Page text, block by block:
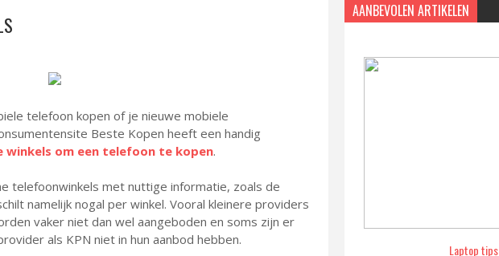
telefoon kopen of je nieuwe mobiele
Beste Kopen heeft een handig
winkels om een telefoon te kopen.
telefoonwinkels met nuttige informatie, zoals de
namelijk nogal per winkel. Vooral kleinere providers
vaker niet dan wel aangeboden en soms zijn er
als KPN niet in hun aanbod hebben.
AANBEVOLEN ARTIKELEN
Laptop tips